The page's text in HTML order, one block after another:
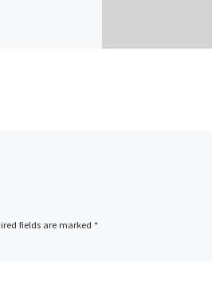
fields are marked *